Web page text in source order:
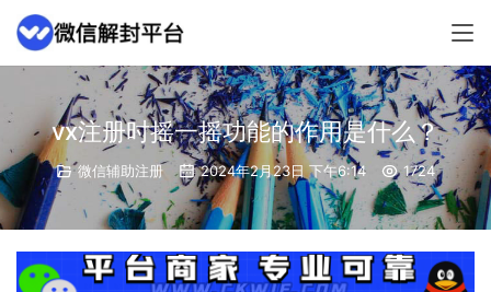
vx注册时摇一摇功能的作用是什么？
微信辅助注册 2024年2月23日 下午6:14 1724